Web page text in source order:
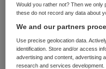
ERVARING
Ervaren
Vacature niet
Would you rather not? Then we only
these do not record any data about
We and our partners
Use precise geolocation data.
identification. Store and/or access
advertising and content, advertising
research and services development.